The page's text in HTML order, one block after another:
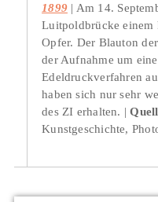
1899
Am 14.
Luitpoldbrücke einem
Opfer. Der Blauton
der Aufnahme um
Edeldruckverfahren
haben sich nur sehr
des ZI erhalten.
Kunstgeschichte,